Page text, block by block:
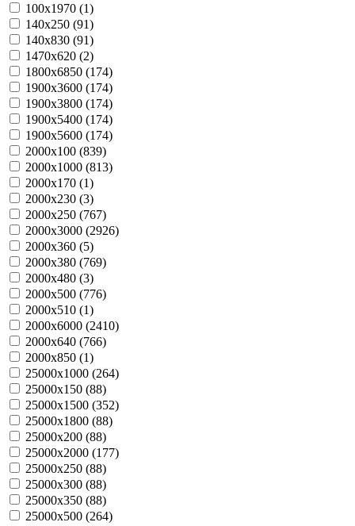
100х1970 (1)
140х250 (91)
140х830 (91)
1470х620 (2)
1800х6850 (174)
1900х3600 (174)
1900х3800 (174)
1900х5400 (174)
1900х5600 (174)
2000х100 (839)
2000х1000 (813)
2000х170 (1)
2000х230 (3)
2000х250 (767)
2000х3000 (2926)
2000х360 (5)
2000х380 (769)
2000х480 (3)
2000х500 (776)
2000х510 (1)
2000х6000 (2410)
2000х640 (766)
2000х850 (1)
25000х1000 (264)
25000х150 (88)
25000х1500 (352)
25000х1800 (88)
25000х200 (88)
25000х2000 (177)
25000х250 (88)
25000х300 (88)
25000х350 (88)
25000х500 (264)